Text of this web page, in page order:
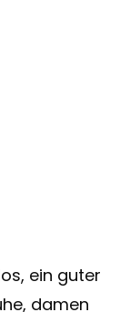
ein guter
damen